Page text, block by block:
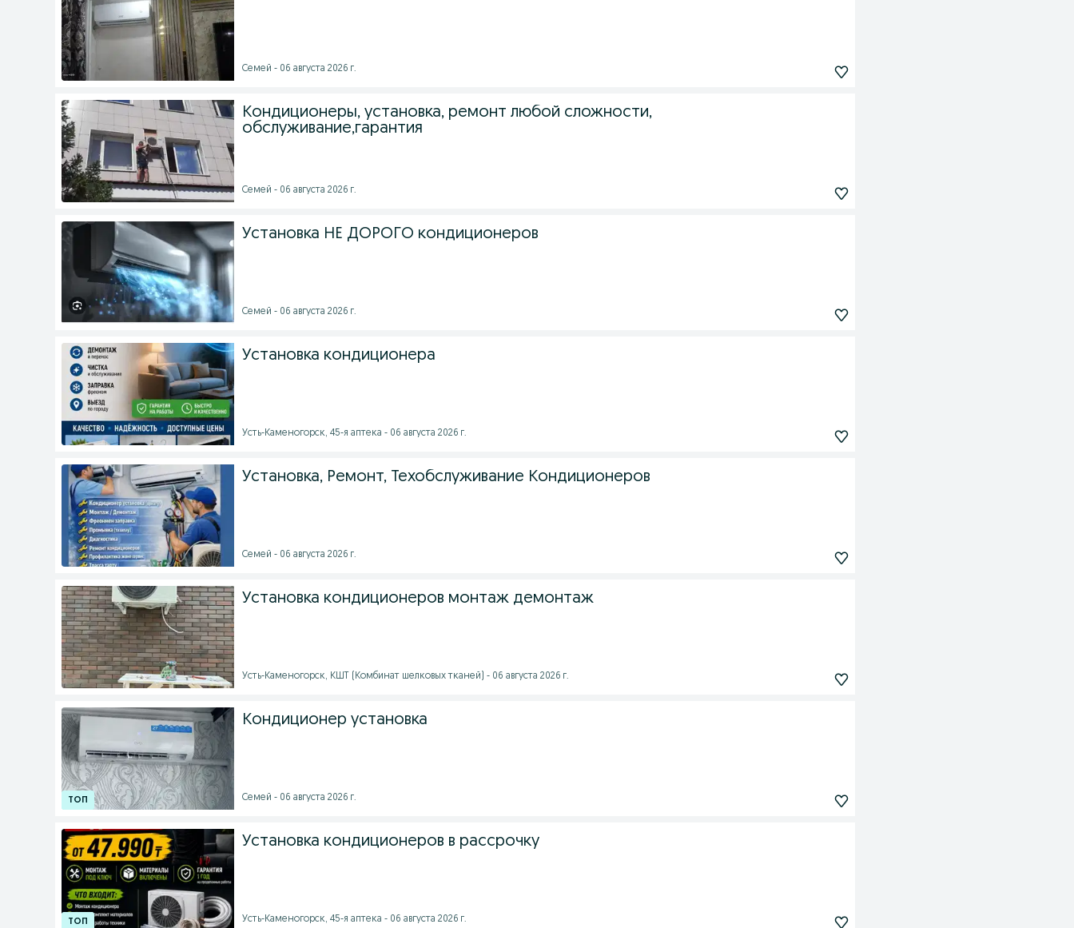
Семей - 06 августа 2026 г.
Кондиционеры, установка, ремонт любой сложности,
обслуживание,гарантия
Семей - 06 августа 2026 г.
Установка НЕ ДОРОГО кондиционеров
Семей - 06 августа 2026 г.
Установка кондиционера
Усть-Каменогорск, 45-я аптека - 06 августа 2026 г.
Установка, Ремонт, Техобслуживание Кондиционеров
Семей - 06 августа 2026 г.
Установка кондиционеров монтаж демонтаж
Усть-Каменогорск, КШТ (Комбинат шелковых тканей) - 06 августа 2026 г.
Кондиционер установка
Семей - 06 августа 2026 г.
Установка кондиционеров в рассрочку
Усть-Каменогорск, 45-я аптека - 06 августа 2026 г.